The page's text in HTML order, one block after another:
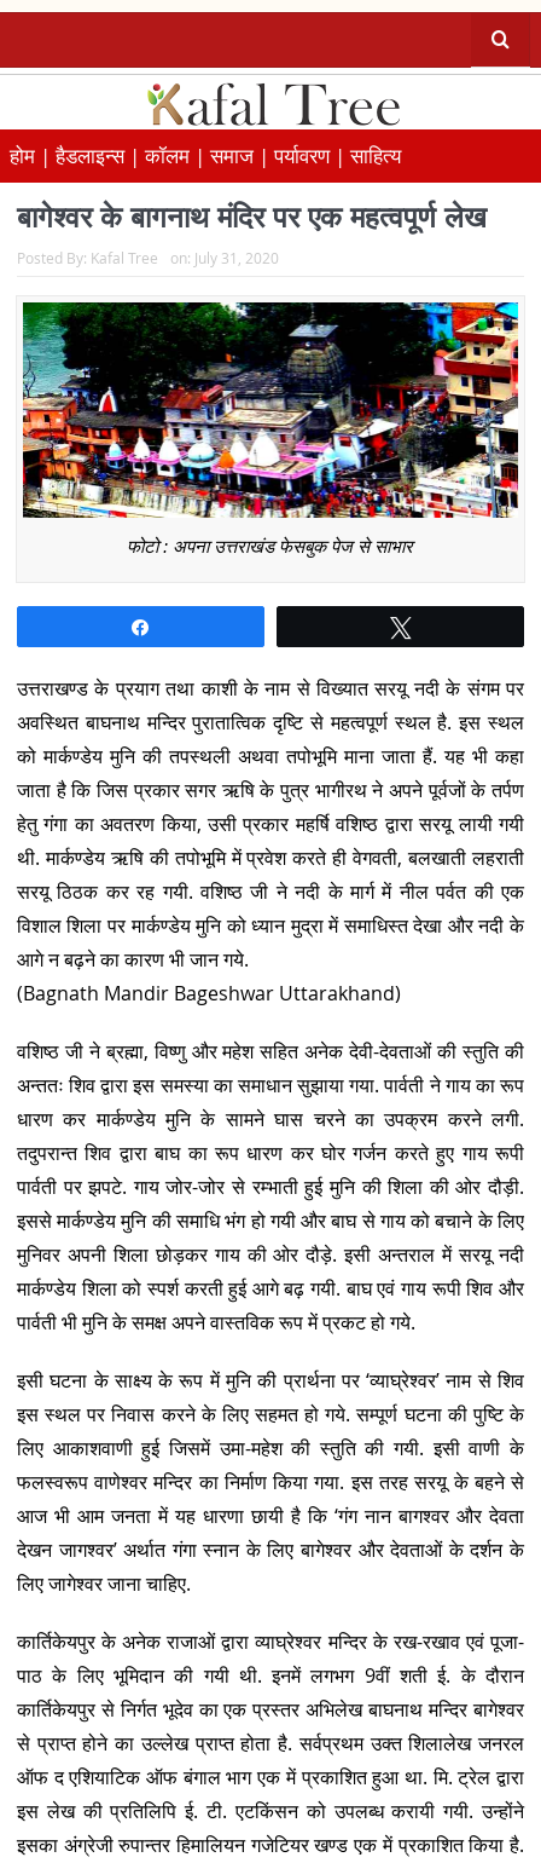
होम |हैडलाइन्स |कॉलम |समाज |पर्यावरण |साहित्य
बागेश्वर के बागनाथ मंदिर पर एक महत्वपूर्ण लेख
Posted By: Kafal Tree on: July 31, 2020
फोटो : अपना उत्तराखंड फेसबुक पेज से साभार
उत्तराखण्ड के प्रयाग तथा काशी के नाम से विख्यात सरयू नदी के संगम पर
अवस्थित बाघनाथ मन्दिर पुरातात्विक दृष्टि से महत्वपूर्ण स्थल है. इस स्थल
को मार्कण्डेय मुनि की तपस्थली अथवा तपोभूमि माना जाता हैं. यह भी कहा
जाता है कि जिस प्रकार सगर ऋषि के पुत्र भागीरथ ने अपने पूर्वजों के तर्पण
हेतु गंगा का अवतरण किया, उसी प्रकार महर्षि वशिष्ठ द्वारा सरयू लायी गयी
थी. मार्कण्डेय ऋषि की तपोभूमि में प्रवेश करते ही वेगवती, बलखाती लहराती
सरयू ठिठक कर रह गयी. वशिष्ठ जी ने नदी के मार्ग में नील पर्वत की एक
विशाल शिला पर मार्कण्डेय मुनि को ध्यान मुद्रा में समाधिस्त देखा और नदी के
आगे न बढ़ने का कारण भी जान गये.
(Bagnath Mandir Bageshwar Uttarakhand)
वशिष्ठ जी ने ब्रह्मा, विष्णु और महेश सहित अनेक देवी-देवताओं की स्तुति की
अन्ततः शिव द्वारा इस समस्या का समाधान सुझाया गया. पार्वती ने गाय का रूप
धारण कर मार्कण्डेय मुनि के सामने घास चरने का उपक्रम करने लगी.
तदुपरान्त शिव द्वारा बाघ का रूप धारण कर घोर गर्जन करते हुए गाय रूपी
पार्वती पर झपटे. गाय जोर-जोर से रम्भाती हुई मुनि की शिला की ओर दौड़ी.
इससे मार्कण्डेय मुनि की समाधि भंग हो गयी और बाघ से गाय को बचाने के लिए
मुनिवर अपनी शिला छोड़कर गाय की ओर दौड़े. इसी अन्तराल में सरयू नदी
मार्कण्डेय शिला को स्पर्श करती हुई आगे बढ़ गयी. बाघ एवं गाय रूपी शिव और
पार्वती भी मुनि के समक्ष अपने वास्तविक रूप में प्रकट हो गये.
इसी घटना के साक्ष्य के रूप में मुनि की प्रार्थना पर ‘व्याघ्रेश्वर’ नाम से शिव
इस स्थल पर निवास करने के लिए सहमत हो गये. सम्पूर्ण घटना की पुष्टि के
लिए आकाशवाणी हुई जिसमें उमा-महेश की स्तुति की गयी. इसी वाणी के
फलस्वरूप वाणेश्वर मन्दिर का निर्माण किया गया. इस तरह सरयू के बहने से
आज भी आम जनता में यह धारणा छायी है कि ‘गंग नान बागश्वर और देवता
देखन जागश्वर’ अर्थात गंगा स्नान के लिए बागेश्वर और देवताओं के दर्शन के
लिए जागेश्वर जाना चाहिए.
कार्तिकेयपुर के अनेक राजाओं द्वारा व्याघ्रेश्वर मन्दिर के रख-रखाव एवं पूजा-
पाठ के लिए भूमिदान की गयी थी. इनमें लगभग 9वीं शती ई. के दौरान
कार्तिकेयपुर से निर्गत भूदेव का एक प्रस्तर अभिलेख बाघनाथ मन्दिर बागेश्वर
से प्राप्त होने का उल्लेख प्राप्त होता है. सर्वप्रथम उक्त शिलालेख जनरल
ऑफ द एशियाटिक ऑफ बंगाल भाग एक में प्रकाशित हुआ था. मि. ट्रेल द्वारा
इस लेख की प्रतिलिपि ई. टी. एटकिंसन को उपलब्ध करायी गयी. उन्होंने
इसका अंग्रेजी रुपान्तर हिमालियन गजेटियर खण्ड एक में प्रकाशित किया है.